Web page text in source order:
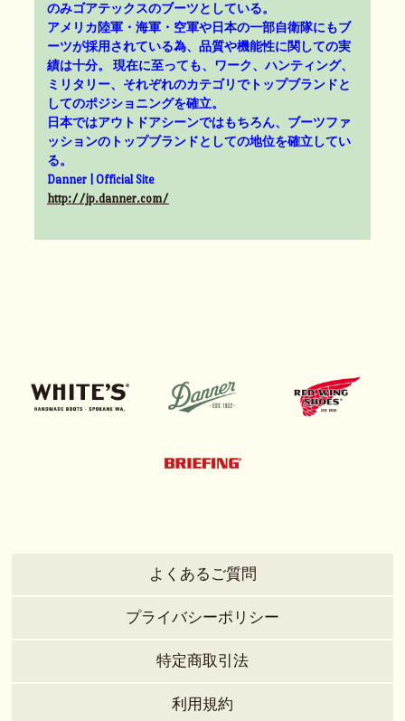
のみゴアテックスのブーツとしている。
アメリカ陸軍・海軍・空軍や日本の一部自衛隊にもブ
ーツが採用されている為、品質や機能性に関しての実
績は十分。 現在に至っても、ワーク、ハンティング、
ミリタリー、それぞれのカテゴリでトップブランドと
してのポジショニングを確立。
日本ではアウトドアシーンではもちろん、ブーツファ
ッションのトップブランドとしての地位を確立してい
る。
Danner | Official Site
http://jp.danner.com/
よくあるご質問
プライバシーポリシー
特定商取引法
利用規約